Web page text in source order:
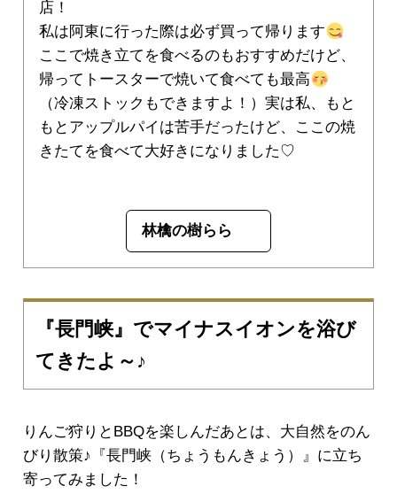
店！
私は阿東に行った際は必ず買って帰ります
ここで焼き立てを食べるのもおすすめだけど、
帰ってトースターで焼いて食べても最高
（冷凍ストックもできますよ！）実は私、もと
もとアップルパイは苦手だったけど、ここの焼
きたてを食べて大好きになりました♡
林檎の樹らら
『長門峡』でマイナスイオンを浴び
てきたよ～♪
りんご狩りとBBQを楽しんだあとは、大自然をのん
びり散策♪『長門峡（ちょうもんきょう）』に立ち
寄ってみました！